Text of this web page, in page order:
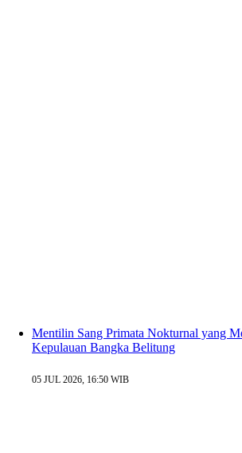
Mentilin Sang Primata Nokturnal yang
Kepulauan Bangka Belitung
05 JUL 2026, 16:50 WIB